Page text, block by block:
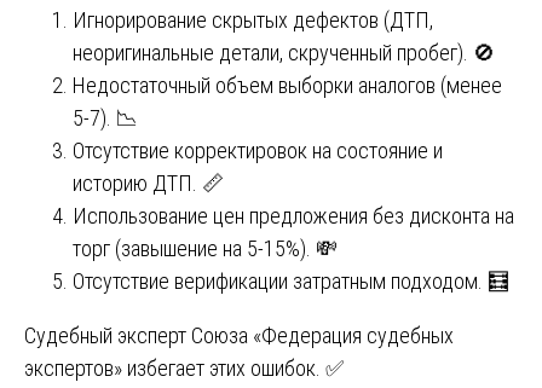
Игнорирование скрытых дефектов (ДТП,
неоригинальные детали, скрученный пробег). 🚫
Недостаточный объем выборки аналогов (менее
5-7). 📉
Отсутствие корректировок на состояние и
историю ДТП. 📏
Использование цен предложения без дисконта на
торг (завышение на 5-15%). 💸
Отсутствие верификации затратным подходом. 🧮
Судебный эксперт Союза «Федерация судебных
экспертов» избегает этих ошибок. ✅